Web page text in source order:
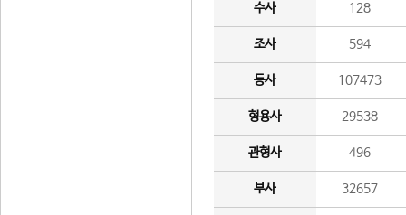
수사 128
조사 594
동사 107473
형용사 29538
관형사 496
부사 32657